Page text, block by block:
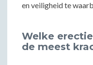
en veiligheid te
Welke
de meest